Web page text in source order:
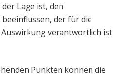
Lage ist, den
der für die
verantwortlich ist
Punkten können die